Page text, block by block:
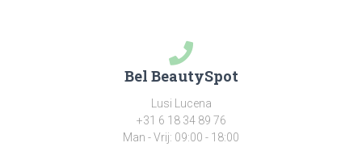
Bel BeautySpot
Lusi Lucena
+31 6 18 34 89 76
Man - Vrij: 09:00 - 18:00